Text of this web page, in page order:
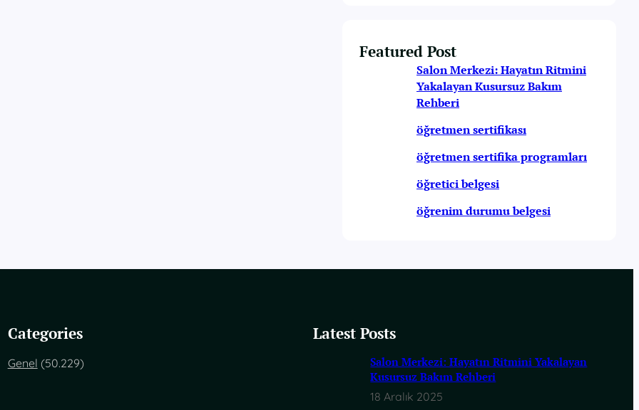
Featured Post
Salon Merkezi: Hayatın Ritmini
Yakalayan Kusursuz Bakım
Rehberi
öğretmen sertifikası
öğretmen sertifika programları
öğretici belgesi
öğrenim durumu belgesi
Categories
Genel (50.229)
Latest Posts
Salon Merkezi: Hayatın Ritmini Yakalayan
Kusursuz Bakım Rehberi
18 Aralık 2025